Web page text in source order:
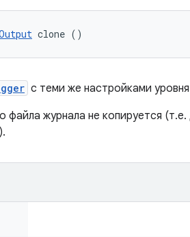
clone ()
с теми же настройками
журнала не копируется